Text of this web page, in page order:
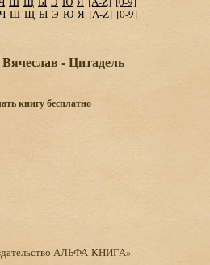
Ч Ш Щ Ы Э Ю Я [A-Z] [0-9]
- Цитадель
книгу бесплатно
АЛЬФА-КНИГА»